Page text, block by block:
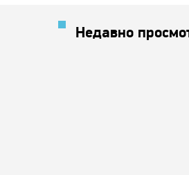
Недавно